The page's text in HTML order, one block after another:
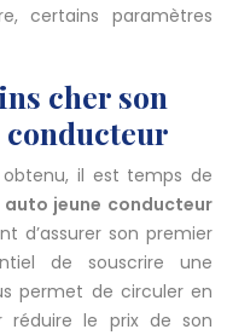
certains paramètres
cher son
conducteur
il est temps de
auto jeune conducteur
d’assurer son premier
de souscrire une
permet de circuler en
réduire le prix de son